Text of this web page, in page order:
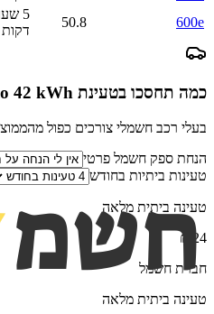
600e
50.8
דקות
כמה תחסכו בטעינת 42 kWh
בעלי רכב חשמלי צורכים כפול
הנחת ספק חשמל פרטי
טעינות ביתיות בחודש
טעינה ביתית מלאה
24
₪
חברת חשמל
טעינה ביתית מלאה